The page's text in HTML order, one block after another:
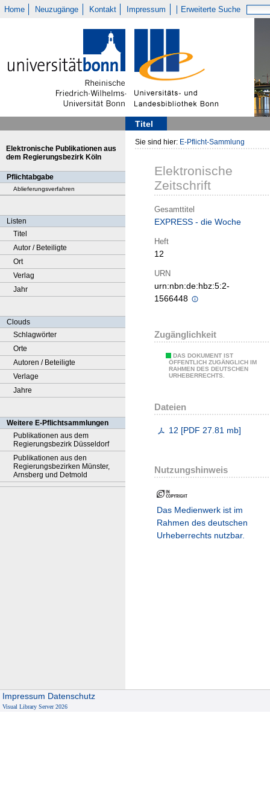
Home Neuzugänge Kontakt Impressum Erweiterte Suche
Titel
Elektronische Publikationen aus
dem Regierungsbezirk Köln
Pflichtabgabe
Ablieferungsverfahren
Listen
Titel
Autor / Beteiligte
Ort
Verlag
Jahr
Clouds
Schlagwörter
Orte
Autoren / Beteiligte
Verlage
Jahre
Weitere E-Pflichtsammlungen
Publikationen aus dem
Regierungsbezirk Düsseldorf
Publikationen aus den
Regierungsbezirken Münster,
Arnsberg und Detmold
Sie sind hier: E-Pflicht-Sammlung
Elektronische
Zeitschrift
Gesamttitel
EXPRESS - die Woche
Heft
12
URN
urn:nbn:de:hbz:5:2-
1566448
Zugänglichkeit
DAS DOKUMENT IST
ÖFFENTLICH ZUGÄNGLICH IM
RAHMEN DES DEUTSCHEN
URHEBERRECHTS.
Dateien
12 [PDF 27.81 mb]
Nutzungshinweis
Das Medienwerk ist im
Rahmen des deutschen
Urheberrechts nutzbar.
Impressum Datenschutz
Visual Library Server 2026